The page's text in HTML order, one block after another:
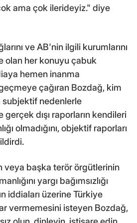
ama çok ilerideyiz." diye
ve AB'nin ilgili kurumlarını
olan her konuyu çabuk
hemen inanma
çağıran Bozdağ, kim
subjektif nedenlerle
gerçek dışı raporların kendileri
olmadığını, objektif raporları
veya başka terör örgütlerinin
yargı bağımsızlığı
iddiaları üzerine Türkiye
vermemesini isteyen Bozdağ,